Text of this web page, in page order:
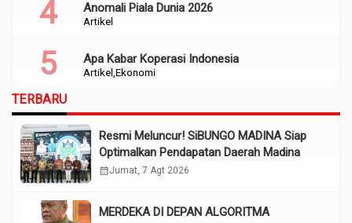
Artikel
Anomali Piala Dunia 2026
Artikel Ekonomi
Apa Kabar Koperasi Indonesia
TERBARU
Resmi Meluncur! SiBUNGO MADINA Siap
Optimalkan Pendapatan Daerah Madina
calendar_monthJumat, 7 Agt 2026
MERDEKA DI DEPAN ALGORITMA